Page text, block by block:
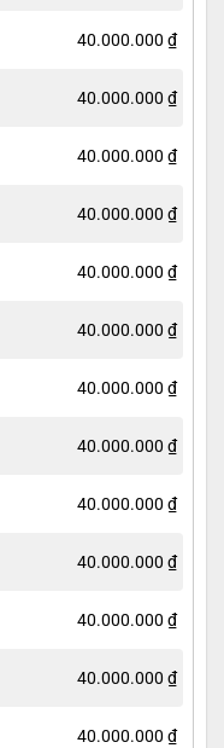
40.000.000 ₫
40.000.000 ₫
40.000.000 ₫
40.000.000 ₫
40.000.000 ₫
40.000.000 ₫
40.000.000 ₫
40.000.000 ₫
40.000.000 ₫
40.000.000 ₫
40.000.000 ₫
40.000.000 ₫
40.000.000 ₫